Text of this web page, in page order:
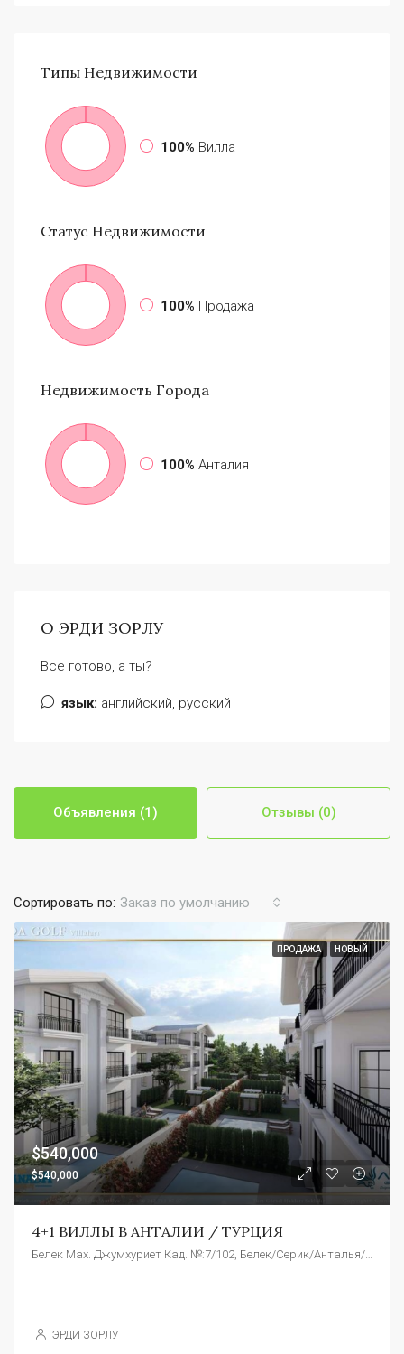
Типы Недвижимости
100% Вилла
Статус Недвижимости
100% Продажа
Недвижимость Города
100% Анталия
О ЭРДИ ЗОРЛУ
Все готово, а ты?
язык: английский, русский
Объявления (1) Отзывы (0)
Сортировать по: Заказ по умолчанию
ПРОДАЖА НОВЫЙ
$540,000
$540,000
4+1 ВИЛЛЫ В АНТАЛИИ / ТУРЦИЯ
ЭРДИ ЗОРЛУ